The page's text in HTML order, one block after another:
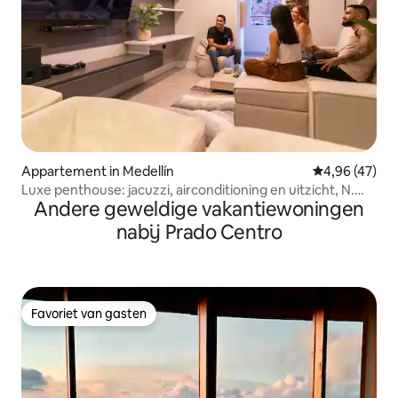
Appartement in Medellín Gemiddelde
4,96 (47)
Luxe penthouse: jacuzzi, airconditioning en uitzicht, N.
Medellín
Andere geweldige vakantiewoningen
nabij Prado Centro
Favoriet van gasten
Favoriet van gasten